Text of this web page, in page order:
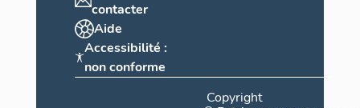
contacter
Aide
Accessibilité :
non conforme
Copyright